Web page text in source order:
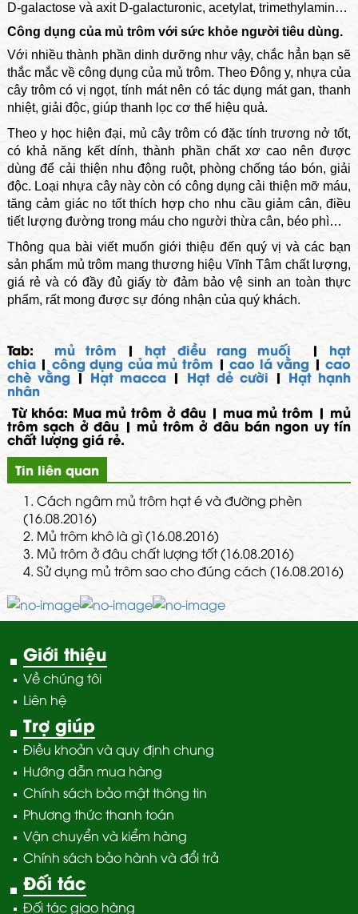
D-galactose và axit D-galacturonic, acetylat, trimethylamin…
Công dụng của mủ trôm với sức khỏe người tiêu dùng.
Với nhiều thành phần dinh dưỡng như vậy, chắc hẳn bạn sẽ
thắc mắc về công dụng của mủ trôm. Theo Đông y, nhựa của
cây trôm có vị ngọt, tính mát nên có tác dụng mát gan, thanh
nhiệt, giải độc, giúp thanh lọc cơ thể hiệu quả.
Theo y học hiện đại, mủ cây trôm có đặc tính trương nở tốt,
có khả năng kết dính, thành phần chất xơ cao nên được
dùng để cải thiện nhu động ruột, phòng chống táo bón, giải
độc. Loại nhựa cây này còn có công dụng cải thiện mỡ máu,
tăng cảm giác no tốt thích hợp cho nhu cầu giảm cân, điều
tiết lượng đường trong máu cho người thừa cân, béo phì…
Thông qua bài viết muốn giới thiệu đến quý vị và các bạn
sản phẩm mủ trôm mang thương hiệu Vĩnh Tâm chất lượng,
giá rẻ và có đầy đủ giấy tờ đảm bảo vệ sinh an toàn thực
phẩm, rất mong được sự đóng nhận của quý khách.
Tab: mủ trôm | hạt điều rang muối | hạt
chia| công dụng của mủ trôm |cao lá vằng |cao
chè vằng | Hạt macca | Hạt dẻ cười | Hạt hạnh
nhân
Từ khóa: Mua mủ trôm ở đâu | mua mủ trôm | mủ
trôm sạch ở đâu | mủ trôm ở đâu bán ngon uy tín
chất lượng giá rẻ.
Tin liên quan
1. Cách ngâm mủ trôm hạt é và đường phèn
(16.08.2016)
2. Mủ trôm khô là gì (16.08.2016)
3. Mủ trôm ở đâu chất lượng tốt (16.08.2016)
4. Sử dụng mủ trôm sao cho đúng cách (16.08.2016)
Giới thiệu
Về chúng tôi
Liên hệ
Trợ giúp
Điều khoản và quy định chung
Hướng dẫn mua hàng
Chính sách bảo mật thông tin
Phương thức thanh toán
Vận chuyển và kiểm hàng
Chính sách bảo hành và đổi trả
Đối tác
Đối tác giao hàng